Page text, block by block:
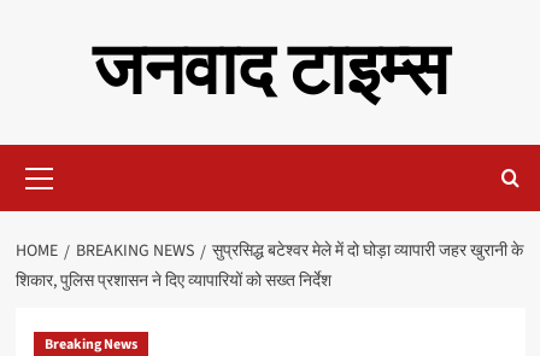
जनवाद टाइम्स
Menu
HOME BREAKING NEWS
सुप्रसिद्ध बटेश्वर मेले में दो घोड़ा व्यापारी जहर खुरानी के
शिकार, पुलिस प्रशासन ने दिए व्यापारियों को सख्त निर्देश
Breaking News